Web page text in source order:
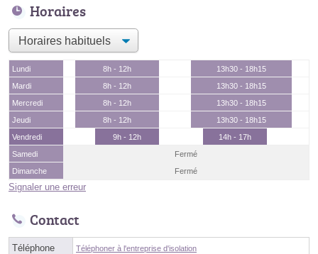
Horaires
Lundi 8h - 12h
13h30 - 18h15
Mardi
8h - 12h
13h30 - 18h15
Mercredi
8h - 12h
13h30 - 18h15
Jeudi
8h - 12h
13h30 - 18h15
Vendredi
9h - 12h
14h - 17h
Samedi
Fermé
Dimanche
Fermé
Signaler une erreur
Contact
Téléphone Téléphoner à l'entreprise d'isolation